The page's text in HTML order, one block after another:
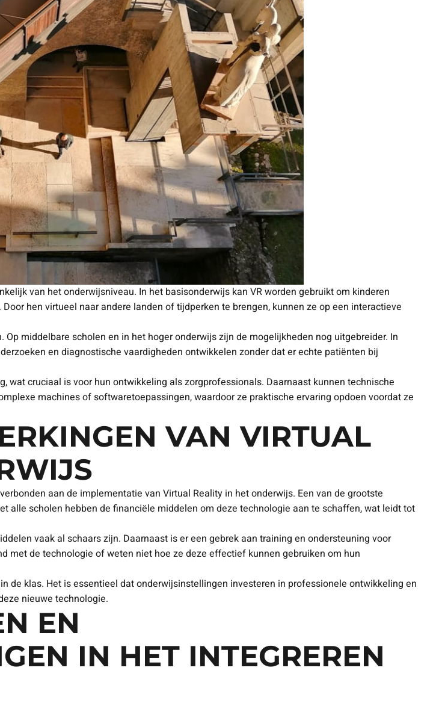
van het onderwijsniveau. In het basisonderwijs kan VR worden gebruikt om kinderen
hen virtueel naar andere landen of tijdperken te brengen, kunnen ze op een interactieve
middelbare scholen en in het hoger onderwijs zijn de mogelijkheden nog uitgebreider. In
en diagnostische vaardigheden ontwikkelen zonder dat er echte patiënten bij
cruciaal is voor hun ontwikkeling als zorgprofessionals. Daarnaast kunnen technische
machines of softwaretoepassingen, waardoor ze praktische ervaring opdoen voordat ze
VAN VIRTUAL
aan de implementatie van Virtual Reality in het onderwijs. Een van de grootste
alle scholen hebben de financiële middelen om deze technologie aan te schaffen, wat leidt tot
vaak al schaars zijn. Daarnaast is er een gebrek aan training en ondersteuning voor
met de technologie of weten niet hoe ze deze effectief kunnen gebruiken om hun
de klas. Het is essentieel dat onderwijsinstellingen investeren in professionele ontwikkeling en
nieuwe technologie.
EN
IN HET INTEGREREN